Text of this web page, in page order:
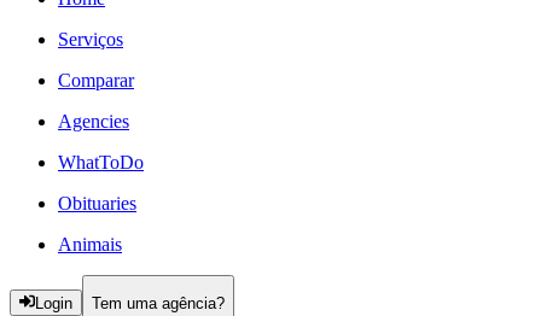
Serviços
Comparar
Agencies
WhatToDo
Obituaries
Animais
Login Tem uma agência?